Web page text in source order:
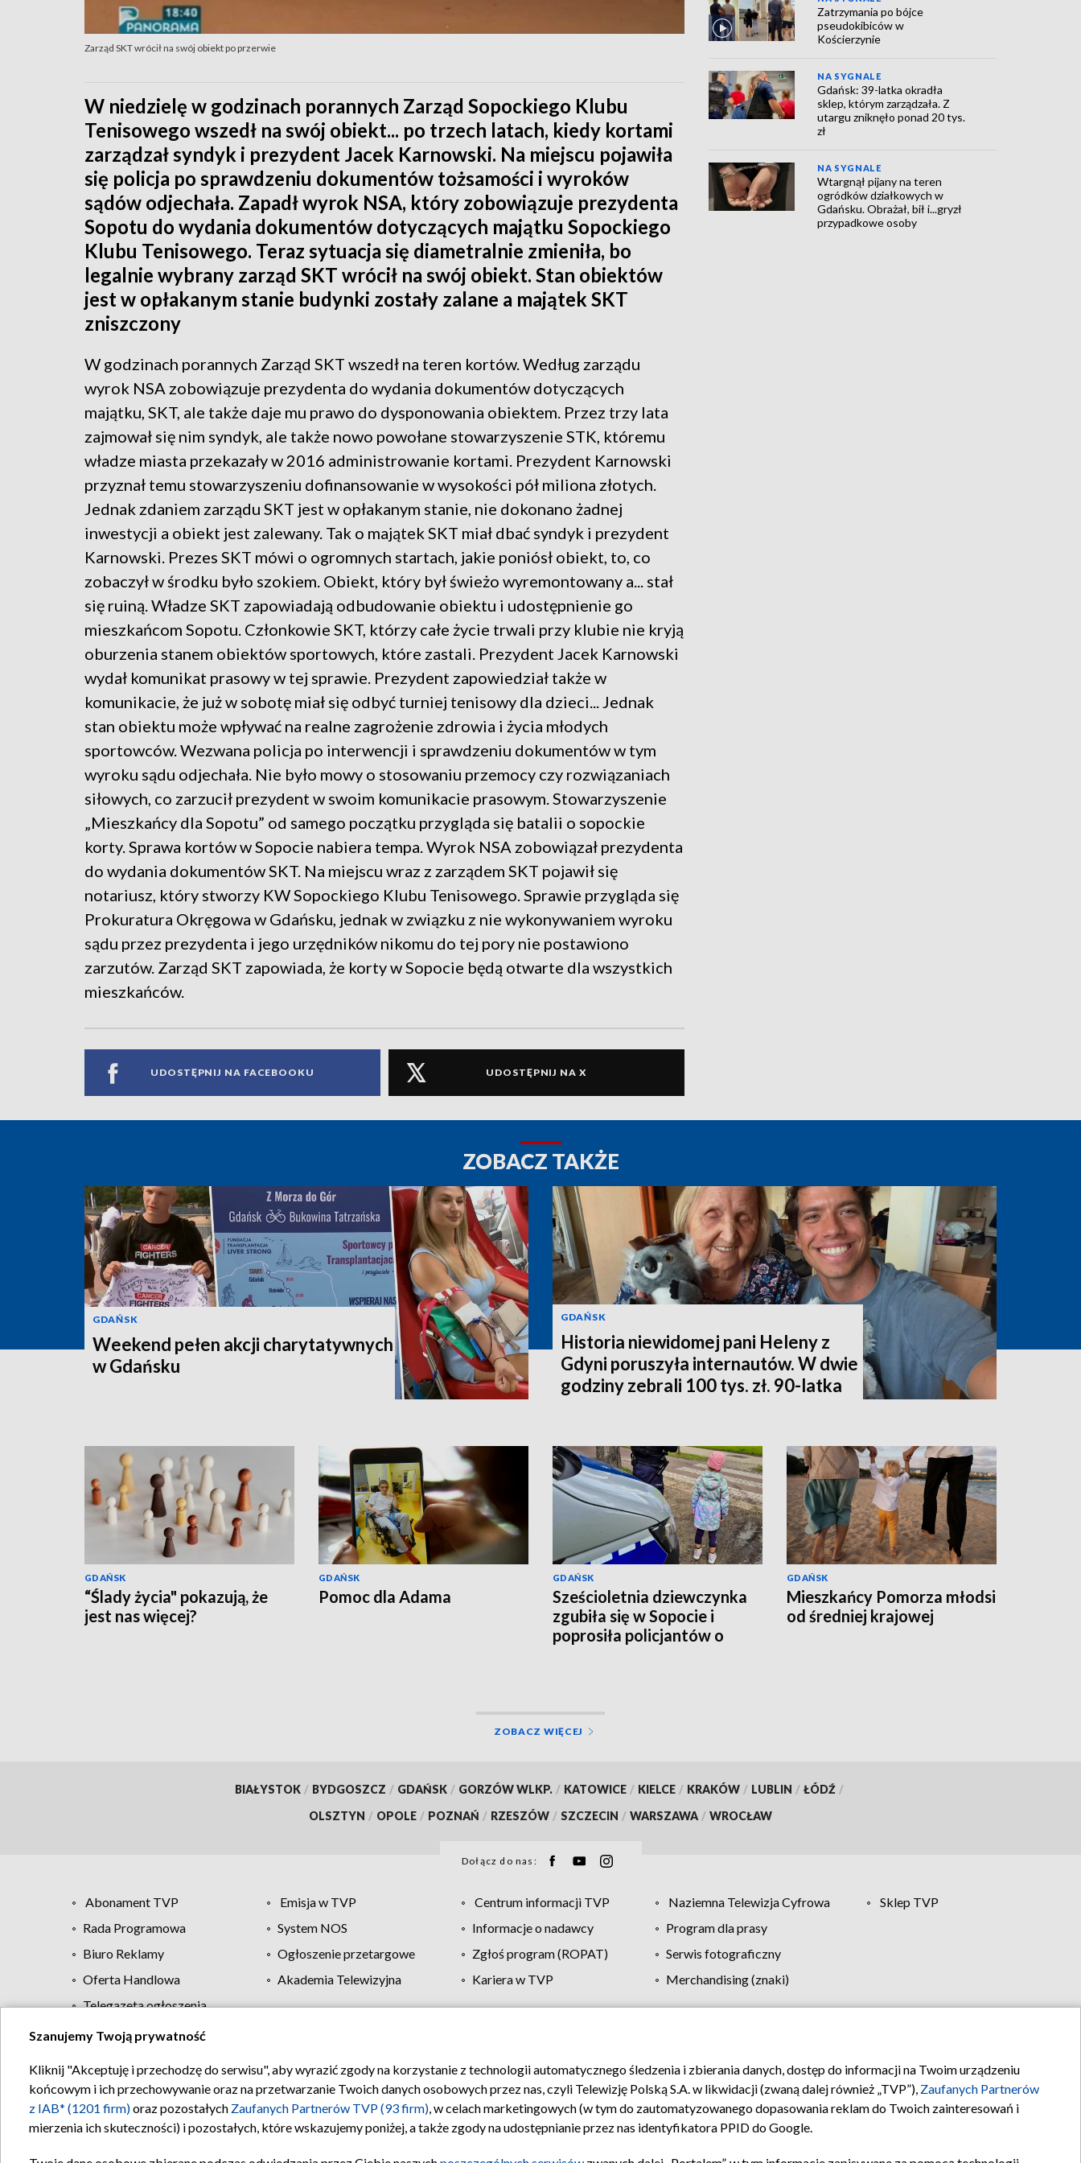
Zarząd SKT wrócił na swój obiekt po przerwie
W niedzielę w godzinach porannych Zarząd Sopockiego Klubu
Tenisowego wszedł na swój obiekt... po trzech latach, kiedy kortami
zarządzał syndyk i prezydent Jacek Karnowski. Na miejscu pojawiła
się policja po sprawdzeniu dokumentów tożsamości i wyroków
sądów odjechała. Zapadł wyrok NSA, który zobowiązuje prezydenta
Sopotu do wydania dokumentów dotyczących majątku Sopockiego
Klubu Tenisowego. Teraz sytuacja się diametralnie zmieniła, bo
legalnie wybrany zarząd SKT wrócił na swój obiekt. Stan obiektów
jest w opłakanym stanie budynki zostały zalane a majątek SKT
zniszczony
W godzinach porannych Zarząd SKT wszedł na teren kortów. Według zarządu
wyrok NSA zobowiązuje prezydenta do wydania dokumentów dotyczących
majątku, SKT, ale także daje mu prawo do dysponowania obiektem. Przez trzy lata
zajmował się nim syndyk, ale także nowo powołane stowarzyszenie STK, któremu
władze miasta przekazały w 2016 administrowanie kortami. Prezydent Karnowski
przyznał temu stowarzyszeniu dofinansowanie w wysokości pół miliona złotych.
Jednak zdaniem zarządu SKT jest w opłakanym stanie, nie dokonano żadnej
inwestycji a obiekt jest zalewany. Tak o majątek SKT miał dbać syndyk i prezydent
Karnowski. Prezes SKT mówi o ogromnych startach, jakie poniósł obiekt, to, co
zobaczył w środku było szokiem. Obiekt, który był świeżo wyremontowany a... stał
się ruiną. Władze SKT zapowiadają odbudowanie obiektu i udostępnienie go
mieszkańcom Sopotu. Członkowie SKT, którzy całe życie trwali przy klubie nie kryją
oburzenia stanem obiektów sportowych, które zastali. Prezydent Jacek Karnowski
wydał komunikat prasowy w tej sprawie. Prezydent zapowiedział także w
komunikacie, że już w sobotę miał się odbyć turniej tenisowy dla dzieci... Jednak
stan obiektu może wpływać na realne zagrożenie zdrowia i życia młodych
sportowców. Wezwana policja po interwencji i sprawdzeniu dokumentów w tym
wyroku sądu odjechała. Nie było mowy o stosowaniu przemocy czy rozwiązaniach
siłowych, co zarzucił prezydent w swoim komunikacie prasowym. Stowarzyszenie
„Mieszkańcy dla Sopotu” od samego początku przygląda się batalii o sopockie
korty. Sprawa kortów w Sopocie nabiera tempa. Wyrok NSA zobowiązał prezydenta
do wydania dokumentów SKT. Na miejscu wraz z zarządem SKT pojawił się
notariusz, który stworzy KW Sopockiego Klubu Tenisowego. Sprawie przygląda się
Prokuratura Okręgowa w Gdańsku, jednak w związku z nie wykonywaniem wyroku
sądu przez prezydenta i jego urzędników nikomu do tej pory nie postawiono
zarzutów. Zarząd SKT zapowiada, że korty w Sopocie będą otwarte dla wszystkich
mieszkańców.
UDOSTĘPNIJ NA FACEBOOKU UDOSTĘPNIJ NA X
Zatrzymania po bójce
pseudokibiców w
Kościerzynie
NA SYGNALE
Gdańsk: 39-latka okradła
sklep, którym zarządzała. Z
utargu zniknęło ponad 20 tys.
zł
NA SYGNALE
Wtargnął pijany na teren
ogródków działkowych w
Gdańsku. Obrażał, bił i...gryzł
przypadkowe osoby
ZOBACZ TAKŻE
GDAŃSK
Weekend pełen akcji charytatywnych
w Gdańsku
GDAŃSK
Historia niewidomej pani Heleny z
Gdyni poruszyła internautów. W dwie
godziny zebrali 100 tys. zł. 90-latka
GDAŃSK
“Ślady życia" pokazują, że
jest nas więcej?
GDAŃSK
Pomoc dla Adama
GDAŃSK
Sześcioletnia dziewczynka
zgubiła się w Sopocie i
poprosiła policjantów o
GDAŃSK
Mieszkańcy Pomorza młodsi
od średniej krajowej
ZOBACZ WIĘCEJ
BIAŁYSTOK / BYDGOSZCZ / GDAŃSK / GORZÓW WLKP. / KATOWICE / KIELCE / KRAKÓW / LUBLIN / ŁÓDŹ /
OLSZTYN / OPOLE / POZNAŃ / RZESZÓW / SZCZECIN / WARSZAWA / WROCŁAW
Dołącz do nas:
Abonament TVP Emisja w TVP Centrum informacji TVP Naziemna Telewizja Cyfrowa
Sklep TVP
Rada Programowa
System NOS Informacje o nadawcy
Program dla prasy
Biuro Reklamy
Ogłoszenie przetargowe Zgłoś program (ROPAT)
Serwis fotograficzny
Oferta Handlowa
Akademia Telewizyjna Kariera w TVP
Merchandising (znaki)
Telegazeta ogłoszenia
Regulamin TVP Polityka prywatności Moje zgody Pomoc Biuro reklamy Kontakt
Szanujemy Twoją prywatność
Kliknij "Akceptuję i przechodzę do serwisu", aby wyrazić zgody na korzystanie z technologii automatycznego śledzenia i zbierania danych, dostęp do informacji na Twoim urządzeniu
końcowym i ich przechowywanie oraz na przetwarzanie Twoich danych osobowych przez nas, czyli Telewizję Polską S.A. w likwidacji (zwaną dalej również „TVP”), Zaufanych Partnerów
z IAB* (1201 firm)oraz pozostałych Zaufanych Partnerów TVP (93 firm), w celach marketingowych (w tym do zautomatyzowanego dopasowania reklam do Twoich zainteresowań i
mierzenia ich skuteczności) i pozostałych, które wskazujemy poniżej, a także zgody na udostępnianie przez nas identyfikatora PPID do Google.